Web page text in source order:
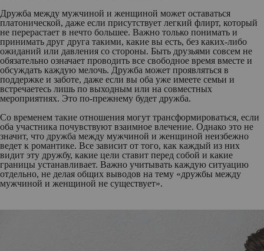
Дружба между мужчиной и женщиной может оставаться
платонической, даже если присутствует легкий флирт, который
не перерастает в нечто большее. Важно только понимать и
принимать друг друга такими, какие вы есть, без каких-либо
ожиданий или давления со стороны. Быть друзьями совсем не
обязательно означает проводить все свободное время вместе и
обсуждать каждую мелочь. Дружба может проявляться в
поддержке и заботе, даже если вы оба уже имеете семьи и
встречаетесь лишь по выходным или на совместных
мероприятиях. Это по-прежнему будет дружба.
Со временем такие отношения могут трансформироваться, если
оба участника почувствуют взаимное влечение. Однако это не
значит, что дружба между мужчиной и женщиной неизбежно
ведет к романтике. Все зависит от того, как каждый из них
видит эту дружбу, какие цели ставит перед собой и какие
границы устанавливает. Важно учитывать каждую ситуацию
отдельно, не делая общих выводов на тему «дружбы между
мужчиной и женщиной не существует».